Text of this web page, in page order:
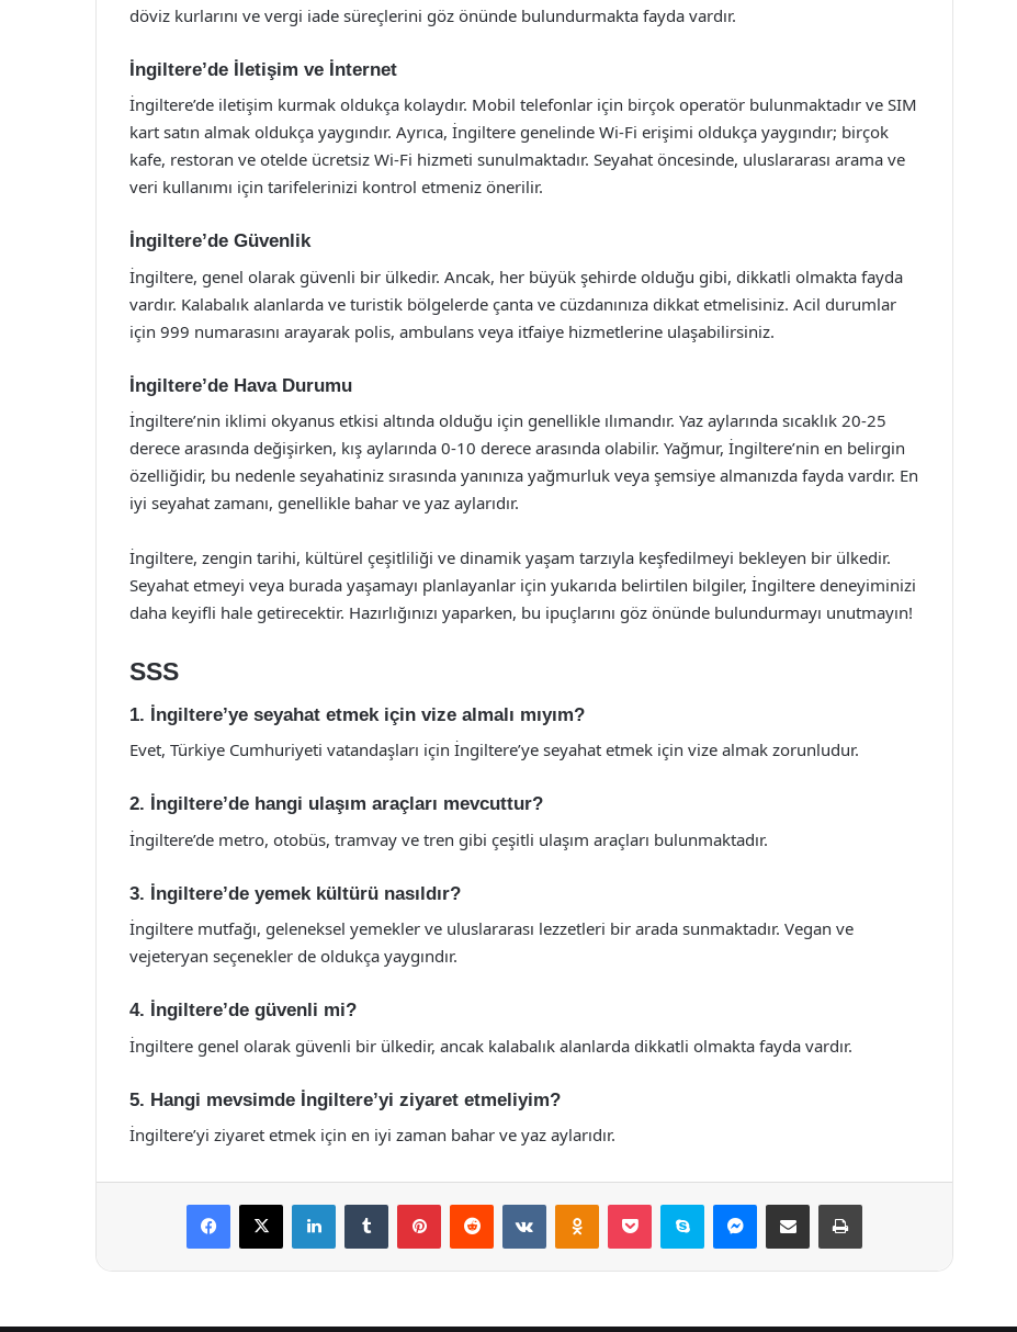
döviz kurlarını ve vergi iade süreçlerini göz önünde bulundurmakta fayda vardır.
İngiltere’de İletişim ve İnternet
İngiltere’de iletişim kurmak oldukça kolaydır. Mobil telefonlar için birçok operatör bulunmaktadır ve SIM
kart satın almak oldukça yaygındır. Ayrıca, İngiltere genelinde Wi-Fi erişimi oldukça yaygındır; birçok
kafe, restoran ve otelde ücretsiz Wi-Fi hizmeti sunulmaktadır. Seyahat öncesinde, uluslararası arama ve
veri kullanımı için tarifelerinizi kontrol etmeniz önerilir.
İngiltere’de Güvenlik
İngiltere, genel olarak güvenli bir ülkedir. Ancak, her büyük şehirde olduğu gibi, dikkatli olmakta fayda
vardır. Kalabalık alanlarda ve turistik bölgelerde çanta ve cüzdanınıza dikkat etmelisiniz. Acil durumlar
için 999 numarasını arayarak polis, ambulans veya itfaiye hizmetlerine ulaşabilirsiniz.
İngiltere’de Hava Durumu
İngiltere’nin iklimi okyanus etkisi altında olduğu için genellikle ılımandır. Yaz aylarında sıcaklık 20-25
derece arasında değişirken, kış aylarında 0-10 derece arasında olabilir. Yağmur, İngiltere’nin en belirgin
özelliğidir, bu nedenle seyahatiniz sırasında yanınıza yağmurluk veya şemsiye almanızda fayda vardır. En
iyi seyahat zamanı, genellikle bahar ve yaz aylarıdır.
İngiltere, zengin tarihi, kültürel çeşitliliği ve dinamik yaşam tarzıyla keşfedilmeyi bekleyen bir ülkedir.
Seyahat etmeyi veya burada yaşamayı planlayanlar için yukarıda belirtilen bilgiler, İngiltere deneyiminizi
daha keyifli hale getirecektir. Hazırlığınızı yaparken, bu ipuçlarını göz önünde bulundurmayı unutmayın!
SSS
1. İngiltere’ye seyahat etmek için vize almalı mıyım?
Evet, Türkiye Cumhuriyeti vatandaşları için İngiltere’ye seyahat etmek için vize almak zorunludur.
2. İngiltere’de hangi ulaşım araçları mevcuttur?
İngiltere’de metro, otobüs, tramvay ve tren gibi çeşitli ulaşım araçları bulunmaktadır.
3. İngiltere’de yemek kültürü nasıldır?
İngiltere mutfağı, geleneksel yemekler ve uluslararası lezzetleri bir arada sunmaktadır. Vegan ve
vejeteryan seçenekler de oldukça yaygındır.
4. İngiltere’de güvenli mi?
İngiltere genel olarak güvenli bir ülkedir, ancak kalabalık alanlarda dikkatli olmakta fayda vardır.
5. Hangi mevsimde İngiltere’yi ziyaret etmeliyim?
İngiltere’yi ziyaret etmek için en iyi zaman bahar ve yaz aylarıdır.
Facebook
X LinkedInTumblr PinterestReddit VKontakteOdnoklassniki
Pocket Skype Messenger
E-Posta ile paylaş Yazdır